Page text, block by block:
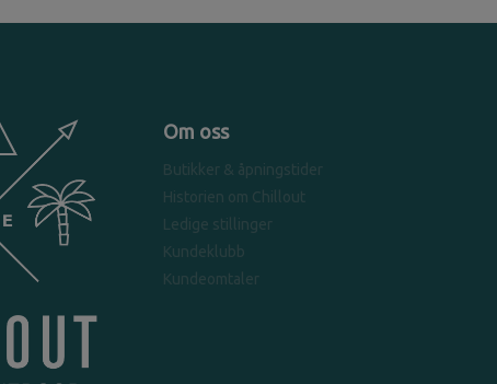
Om oss
Butikker & åpningstider
Historien om Chillout
Ledige stillinger
Kundeklubb
Kundeomtaler